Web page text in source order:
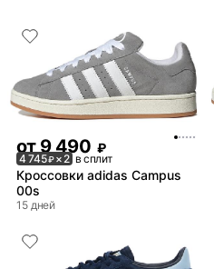
от9 490 ₽
4 745₽× 2 в сплит
Кроссовки adidas Campus
00s
15 дней